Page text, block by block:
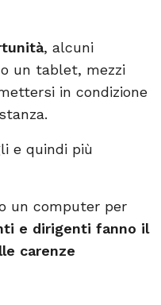
, alcuni
un tablet, mezzi
in condizione
e quindi più
un computer per
e dirigenti fanno il
carenze